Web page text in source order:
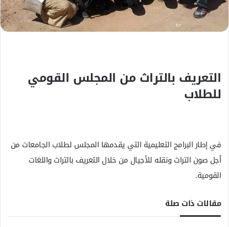
التعريف بالتراث من المجلس القومي
للطلاب
في إطار البرامج التعليمية التي يقدمها المجلس لطلاب الجامعات من
أجل صون التراث ونقله للأجيال من خلال التعريف بالتراث واللغات
القومية.
مقالات ذات صلة